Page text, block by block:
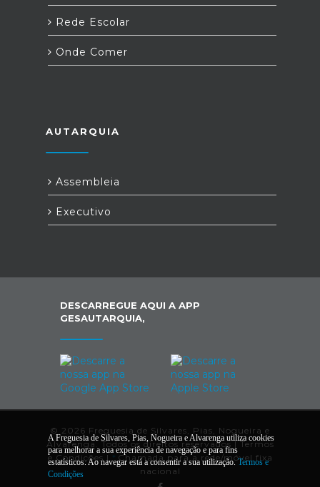
Rede Escolar
Onde Comer
AUTARQUIA
Assembleia
Executivo
DESCARREGUE AQUI A APP
GESAUTARQUIA,
© 2026 Freguesia de Silvares, Pias, Nogueira e
Alvarenga. Todos os direitos reservados |Termos
e Condições | * Chamada para a rede/móvel fixa
nacional
A Freguesia de Silvares, Pias, Nogueira e Alvarenga utiliza cookies
para melhorar a sua experiência de navegação e para fins
estatísticos. Ao navegar está a consentir a sua utilização.Termos e
Condições